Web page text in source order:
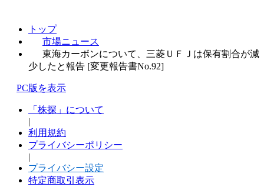
トップ
市場ニュース
東海カーボンについて、三菱ＵＦＪは保有割合が減
少したと報告 [変更報告書No.92]
PC版を表示
「株探」について
|
利用規約
プライバシーポリシー
|
プライバシー設定
特定商取引表示